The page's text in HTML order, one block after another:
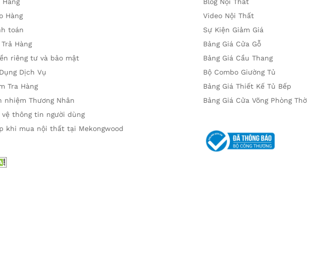
Hàng
toán
Hàng
riêng tư và bảo mật
Dịch Vụ
Tra Hàng
nhiệm Thương Nhân
vệ thông tin người dùng
khi mua nội thất tại Mekongwood
Video Nội Thất
Sự Kiện Giảm Giá
Bảng Giá Cửa Gỗ
Bảng Giá Cầu Thang
Bộ Combo Giường Tủ
Bảng Giá Thiết Kế Tủ Bếp
Bảng Giá Cửa Võng Phòng Thờ